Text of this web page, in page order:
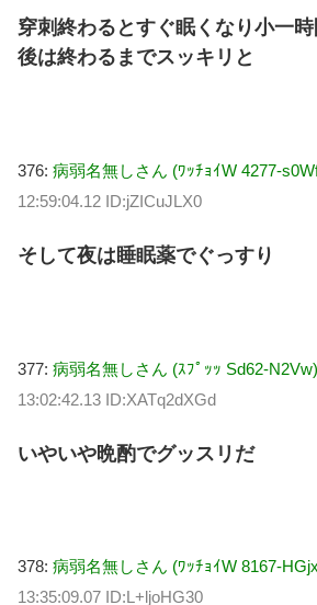
穿刺終わるとすぐ眠くなり小一
後は終わるまでスッキリと
376: 病弱名無しさん (ﾜｯﾁｮｲW 4277-
12:59:04.12 ID:jZICuJLX0
そして夜は睡眠薬でぐっすり
377: 病弱名無しさん (ｽﾌﾟｯｯ Sd62-N2Vw)
13:02:42.13 ID:XATq2dXGd
いやいや晩酌でグッスリだ
378: 病弱名無しさん (ﾜｯﾁｮｲW 8167-
13:35:09.07 ID:L+ljoHG30